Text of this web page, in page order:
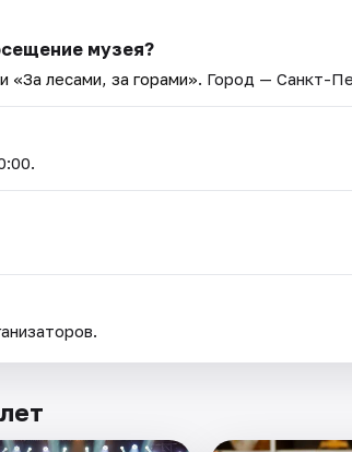
музея?
«За лесами, за горами». Город — Санкт-